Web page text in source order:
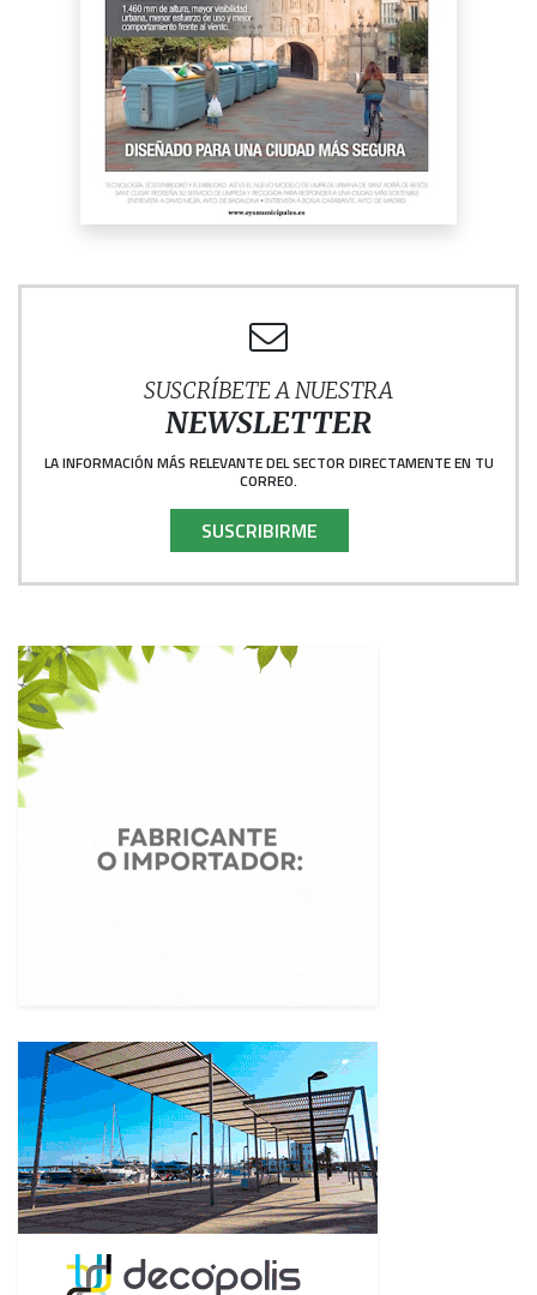
SUSCRÍBETE A NUESTRA
NEWSLETTER
LA INFORMACIÓN MÁS RELEVANTE DEL SECTOR DIRECTAMENTE EN TU
CORREO.
SUSCRIBIRME